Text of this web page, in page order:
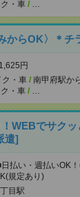
・車 / …
からOK〉＊
円
ク・車 / 南甲府駅か
・車 / …
WEBでサク
遣]
払い・週払いOK！
規定あり)
目駅